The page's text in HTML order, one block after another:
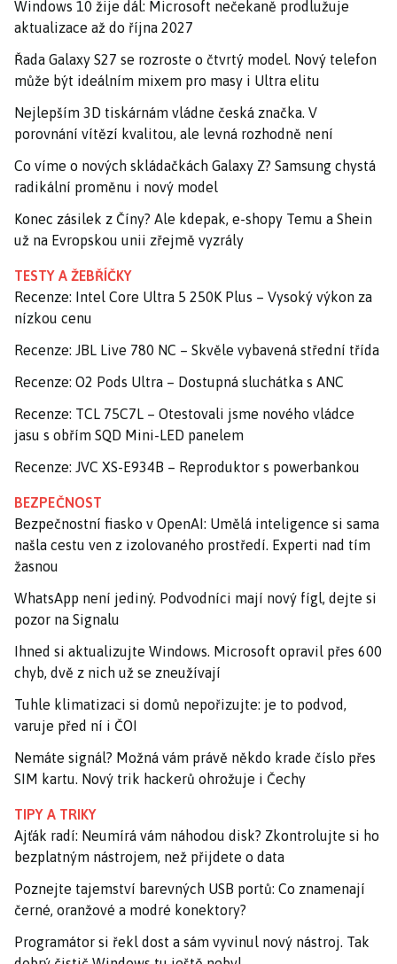
Windows 10 žije dál: Microsoft nečekaně prodlužuje
aktualizace až do října 2027
Řada Galaxy S27 se rozroste o čtvrtý model. Nový telefon
může být ideálním mixem pro masy i Ultra elitu
Nejlepším 3D tiskárnám vládne česká značka. V
porovnání vítězí kvalitou, ale levná rozhodně není
Co víme o nových skládačkách Galaxy Z? Samsung chystá
radikální proměnu i nový model
Konec zásilek z Číny? Ale kdepak, e-shopy Temu a Shein
už na Evropskou unii zřejmě vyzrály
TESTY A ŽEBŘÍČKY
Recenze: Intel Core Ultra 5 250K Plus – Vysoký výkon za
nízkou cenu
Recenze: JBL Live 780 NC – Skvěle vybavená střední třída
Recenze: O2 Pods Ultra – Dostupná sluchátka s ANC
Recenze: TCL 75C7L – Otestovali jsme nového vládce
jasu s obřím SQD Mini-LED panelem
Recenze: JVC XS-E934B – Reproduktor s powerbankou
BEZPEČNOST
Bezpečnostní fiasko v OpenAI: Umělá inteligence si sama
našla cestu ven z izolovaného prostředí. Experti nad tím
žasnou
WhatsApp není jediný. Podvodníci mají nový fígl, dejte si
pozor na Signalu
Ihned si aktualizujte Windows. Microsoft opravil přes 600
chyb, dvě z nich už se zneužívají
Tuhle klimatizaci si domů nepořizujte: je to podvod,
varuje před ní i ČOI
Nemáte signál? Možná vám právě někdo krade číslo přes
SIM kartu. Nový trik hackerů ohrožuje i Čechy
TIPY A TRIKY
Ajťák radí: Neumírá vám náhodou disk? Zkontrolujte si ho
bezplatným nástrojem, než přijdete o data
Poznejte tajemství barevných USB portů: Co znamenají
černé, oranžové a modré konektory?
Programátor si řekl dost a sám vyvinul nový nástroj. Tak